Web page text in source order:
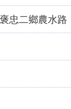
忠二鄉農水